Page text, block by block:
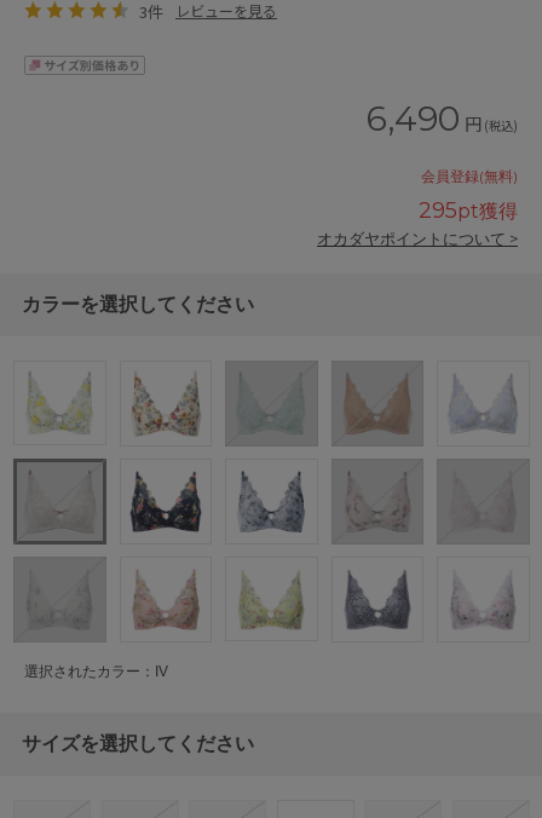
3件 レビューを見る
6,490 円 (税込)
会員登録(無料)
295pt獲得
オカダヤポイントについて >
カラーを選択してください
選択されたカラー：IV
サイズを選択してください